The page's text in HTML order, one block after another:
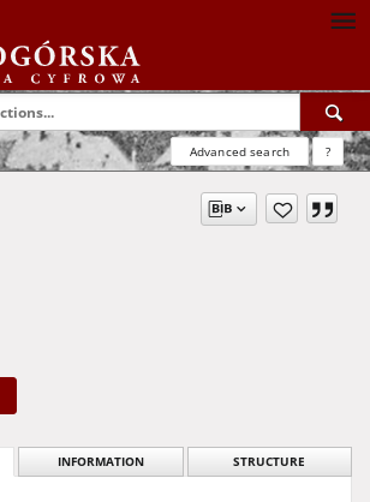
Advanced search ?
INFORMATION STRUCTURE